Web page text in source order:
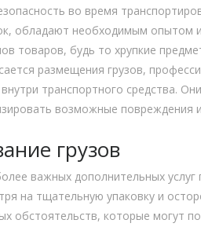
во время
обладают необходимым опытом
товаров, будь то хрупкие
размещения грузов,
транспортного средства.
возможные повреждения
грузов
важных дополнительных услуг
на тщательную упаковку и
обстоятельств, которые могут